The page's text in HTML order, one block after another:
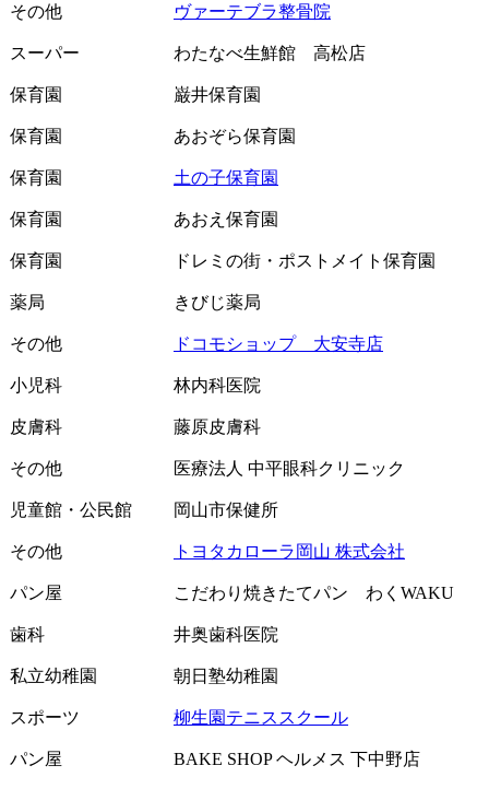
その他 ヴァーテブラ整骨院
スーパー わたなべ生鮮館 高松店
保育園 巌井保育園
保育園 あおぞら保育園
保育園 土の子保育園
保育園 あおえ保育園
保育園 ドレミの街・ポストメイト保育園
薬局 きびじ薬局
その他 ドコモショップ 大安寺店
小児科 林内科医院
皮膚科 藤原皮膚科
その他 医療法人 中平眼科クリニック
児童館・公民館 岡山市保健所
その他 トヨタカローラ岡山 株式会社
パン屋 こだわり焼きたてパン わくWAKU
歯科 井奥歯科医院
私立幼稚園 朝日塾幼稚園
スポーツ 柳生園テニススクール
パン屋 BAKE SHOP ヘルメス 下中野店